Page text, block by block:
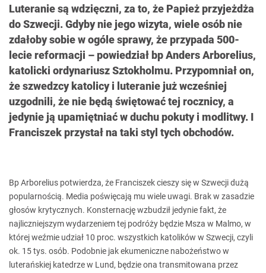
Luteranie są wdzięczni, za to, że Papież przyjeżdża
do Szwecji. Gdyby nie jego wizyta, wiele osób nie
zdałoby sobie w ogóle sprawy, że przypada 500-
lecie reformacji – powiedział bp Anders Arborelius,
katolicki ordynariusz Sztokholmu. Przypomniał on,
że szwedzcy katolicy i luteranie już wcześniej
uzgodnili, że nie będą świętować tej rocznicy, a
jedynie ją upamiętniać w duchu pokuty i modlitwy. I
Franciszek przystał na taki styl tych obchodów.
Bp Arborelius potwierdza, że Franciszek cieszy się w Szwecji dużą
popularnością. Media poświęcają mu wiele uwagi. Brak w zasadzie
głosów krytycznych. Konsternację wzbudził jedynie fakt, że
najliczniejszym wydarzeniem tej podróży będzie Msza w Malmo, w
której weźmie udział 10 proc. wszystkich katolików w Szwecji, czyli
ok. 15 tys. osób. Podobnie jak ekumeniczne nabożeństwo w
luterańskiej katedrze w Lund, będzie ona transmitowana przez